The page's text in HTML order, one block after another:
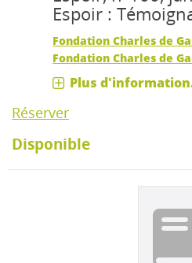
Espoir :
Fondation Charles de
Fondation Charles de
Plus
Réserver
Disponible